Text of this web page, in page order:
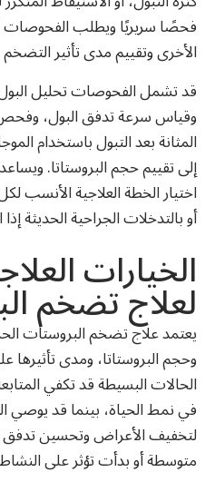
فحصًا سريريًا ويطلب الفحوصات
الأخرى وتقييم مدى تأثير التضخم
قد تشمل الفحوصات تحليل
وقياس سرعة تدفق البول، وفحص
المثانة بعد التبول باستخدام
إلى تقييم حجم البروستاتا.
اختيار الخطة العلاجية الأنسب
أو بالتدخلات الجراحية الحديثة
الخيارات
لعلاج تضخم
يعتمد علاج تضخم البروستات
وحجم البروستاتا، ومدى
الحالات البسيطة قد تكفي
في نمط الحياة، بينما قد يوصي
لتخفيف الأعراض وتحسين تدفق
متوسطة أو بدأت تؤثر على